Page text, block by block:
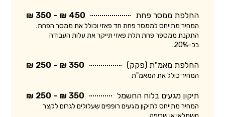
החלפת ממסר פחת 450 ₪ - 350 ₪
המחיר מתייחס לממסר פחת חד פאזי וכולל את ממסר הפחת.
התקנת ממספר פחת תלת פאזי תייקר את עלות העבודה
בכ-20%.
החלפת מאמ"ת (פקק) 350 ₪ - 250 ₪
המחיר כולל את המאמ"ת
תיקון מגעים בלוח החשמל 350 ₪ - 250 ₪
המחיר מתייחס לתיקון מגעים רופפים שעלולים לגרום לקצר